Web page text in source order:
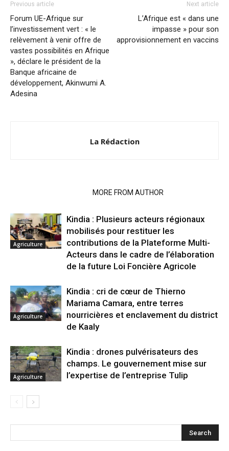
Previous article
Forum UE-Afrique sur
l’investissement vert : « le
relèvement à venir offre de
vastes possibilités en Afrique
», déclare le président de la
Banque africaine de
développement, Akinwumi A.
Adesina
Next article
L’Afrique est « dans une
impasse » pour son
approvisionnement en vaccins
La Rédaction
MORE FROM AUTHOR
Agriculture
Kindia : Plusieurs acteurs régionaux
mobilisés pour restituer les
contributions de la Plateforme Multi-
Acteurs dans le cadre de l’élaboration
de la future Loi Foncière Agricole
Agriculture
Kindia : cri de cœur de Thierno
Mariama Camara, entre terres
nourricières et enclavement du district
de Kaaly
Agriculture
Kindia : drones pulvérisateurs des
champs. Le gouvernement mise sur
l’expertise de l’entreprise Tulip